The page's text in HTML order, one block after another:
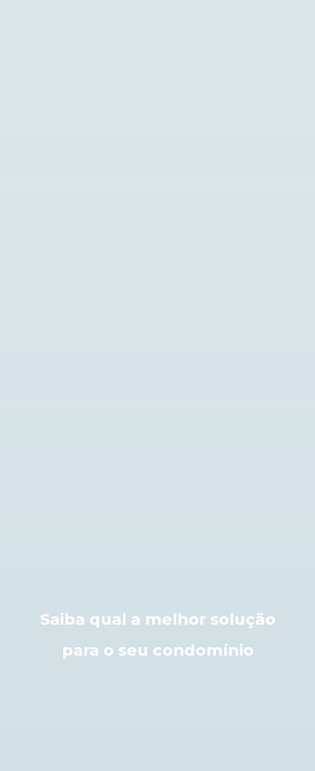
Saiba qual a melhor solução
para o seu condomínio